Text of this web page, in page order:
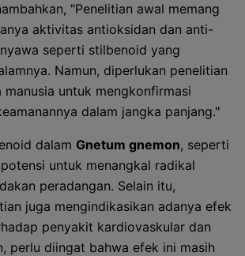
"Penelitian awal memang
aktivitas antioksidan dan anti-
seperti stilbenoid yang
Namun, diperlukan penelitian
manusia untuk mengkonfirmasi
dalam jangka panjang."
dalam Gnetum gnemon, seperti
untuk menangkal radikal
peradangan. Selain itu,
juga mengindikasikan adanya efek
penyakit kardiovaskular dan
perlu diingat bahwa efek ini masih